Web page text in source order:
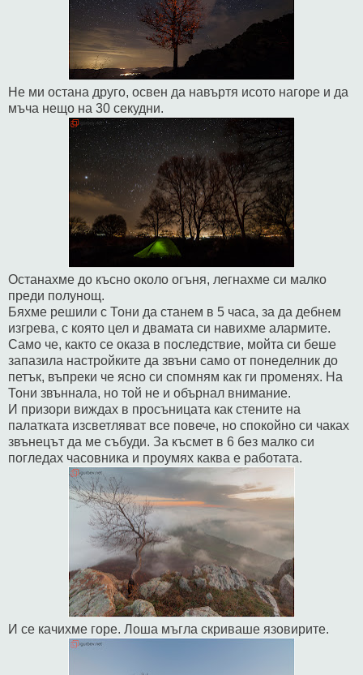
Не ми остана друго, освен да навъртя исото нагоре и да
мъча нещо на 30 секудни.
Останахме до късно около огъня, легнахме си малко
преди полунощ.
Бяхме решили с Тони да станем в 5 часа, за да дебнем
изгрева, с която цел и двамата си навихме алармите.
Само че, както се оказа в последствие, мойта си беше
запазила настройките да звъни само от понеделник до
петък, въпреки че ясно си спомням как ги променях. На
Тони звъннала, но той не и обърнал внимание.
И призори виждах в просъницата как стените на
палатката изсветляват все повече, но спокойно си чаках
звънецът да ме събуди. За късмет в 6 без малко си
погледах часовника и проумях каква е работата.
И се качихме горе. Лоша мъгла скриваше язовирите.